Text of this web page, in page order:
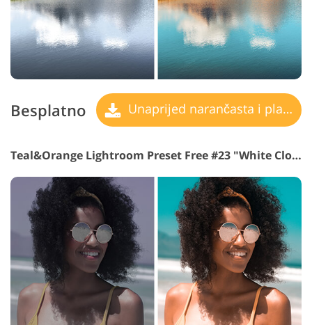
Besplatno Unaprijed narančasta i plavozelena
Teal&Orange Lightroom Preset Free #23 "White Clouds"